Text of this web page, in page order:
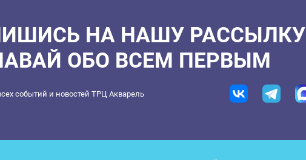
НА НАШУ РАССЫЛКУ
ОБО ВСЕМ ПЕРВЫМ
событий и новостей ТРЦ Акварель